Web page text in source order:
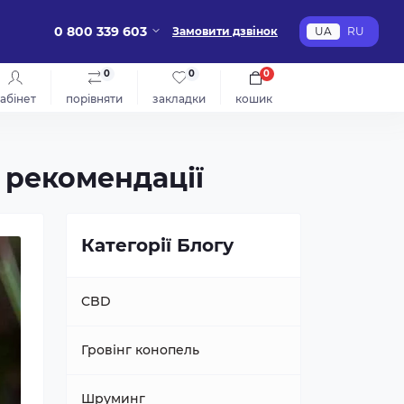
0 800 339 603 Замовити дзвінок UA RU
порівняти
0
закладки
0
кошик
0
Категорії Блогу
CBD
Гровінг конопель
Шруминг